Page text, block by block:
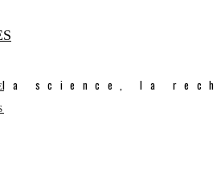
la science, la